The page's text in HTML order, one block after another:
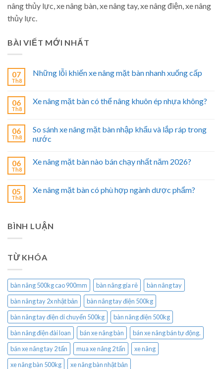
nâng thủy lực, xe nâng bàn, xe nâng tay, xe nâng điện, xe nâng
thủy lực.
BÀI VIẾT MỚI NHẤT
07
Th8
Những lỗi khiến xe nâng mặt bàn nhanh xuống cấp
06
Th8
Xe nâng mặt bàn có thể nâng khuôn ép nhựa không?
06
Th8
So sánh xe nâng mặt bàn nhập khẩu và lắp ráp trong
nước
06
Th8
Xe nâng mặt bàn nào bán chạy nhất năm 2026?
05
Th8
Xe nâng mặt bàn có phù hợp ngành dược phẩm?
BÌNH LUẬN
TỪ KHÓA
bàn nâng 500kg cao 900mm bàn nâng gía rẻ
bàn nâng tay
bàn nâng tay 2x nhật bản
bàn nâng tay điện 500kg
bàn nâng tay điện di chuyển 500kg
bàn nâng điện 500kg
bàn nâng điện đài loan
bán xe nâng bàn
bán xe nâng bán tự động.
bán xe nâng tay 2 tấn
mua xe nâng 2 tấn
xe nâng
xe nâng bàn 500kg
xe nâng bàn nhật bản